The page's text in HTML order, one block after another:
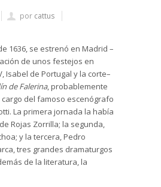
por cattus
1636, se estrenó en Madrid –
de unos festejos en
Isabel de Portugal y la corte–
de Falerina, probablemente
del famoso escenógrafo
La primera jornada la había
Rojas Zorrilla; la segunda,
y la tercera, Pedro
tres grandes dramaturgos
de la literatura, la